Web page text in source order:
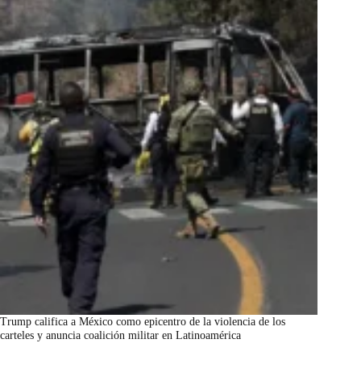
Trump califica a México como epicentro de la violencia de los
carteles y anuncia coalición militar en Latinoamérica